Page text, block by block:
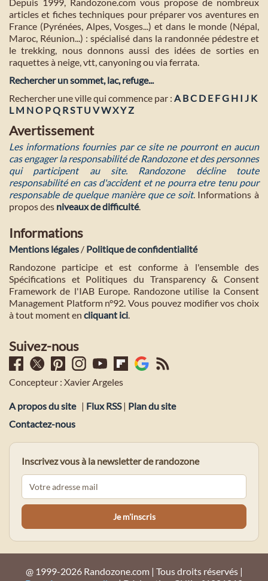
articles et fiches techniques pour préparer vos aventures en
France (Pyrénées, Alpes, Vosges...) et dans le monde (Népal,
Maroc, Réunion...) : spécialisé dans la randonnée pédestre et
le trekking, nous donnons aussi des idées de sorties en
raquettes à neige, vtt, canyoning ou via ferrata.
Rechercher un sommet, lac, refuge...
Rechercher une ville qui commence par : A BC D E FG H I J K
L M NO PQ RST U VWXYZ
Avertissement
Les informations fournies par ce site ne pourront en aucun
cas engager la responsabilité de Randozone et des personnes
qui participent au site. Randozone décline toute
responsabilité en cas d'accident et ne pourra etre tenu pour
responsable de quelque manière que ce soit. Informations à
propos des niveaux de difficulté.
Informations
Mentions légales / Politique de confidentialité
Randozone participe et est conforme à l'ensemble des
Spécifications et Politiques du Transparency & Consent
Framework de l'IAB Europe. Randozone utilise la Consent
Management Platform n°92. Vous pouvez modifier vos choix
à tout moment en cliquant ici.
Suivez-nous
Concepteur : Xavier Argeles
A propos du site | Flux RSS| Plan du site
Contactez-nous
Inscrivez vous à la newsletter de randozone
@ 1999-2026 Randozone.com | Tous droits réservés |